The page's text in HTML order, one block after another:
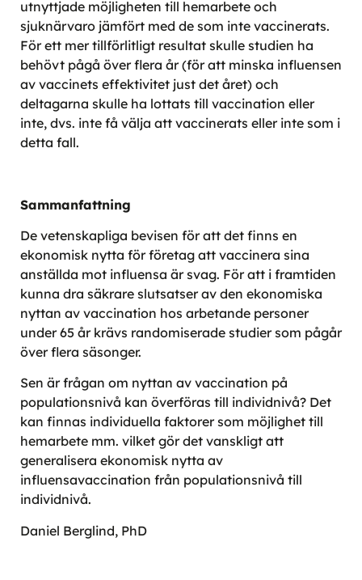
utnyttjade möjligheten till hemarbete och
sjuknärvaro jämfört med de som inte vaccinerats.
För ett mer tillförlitligt resultat skulle studien ha
behövt pågå över flera år (för att minska influensen
av vaccinets effektivitet just det året) och
deltagarna skulle ha lottats till vaccination eller
inte, dvs. inte få välja att vaccinerats eller inte som i
detta fall.
Sammanfattning
De vetenskapliga bevisen för att det finns en
ekonomisk nytta för företag att vaccinera sina
anställda mot influensa är svag. För att i framtiden
kunna dra säkrare slutsatser av den ekonomiska
nyttan av vaccination hos arbetande personer
under 65 år krävs randomiserade studier som pågår
över flera säsonger.
Sen är frågan om nyttan av vaccination på
populationsnivå kan överföras till individnivå? Det
kan finnas individuella faktorer som möjlighet till
hemarbete mm. vilket gör det vanskligt att
generalisera ekonomisk nytta av
influensavaccination från populationsnivå till
individnivå.
Daniel Berglind, PhD